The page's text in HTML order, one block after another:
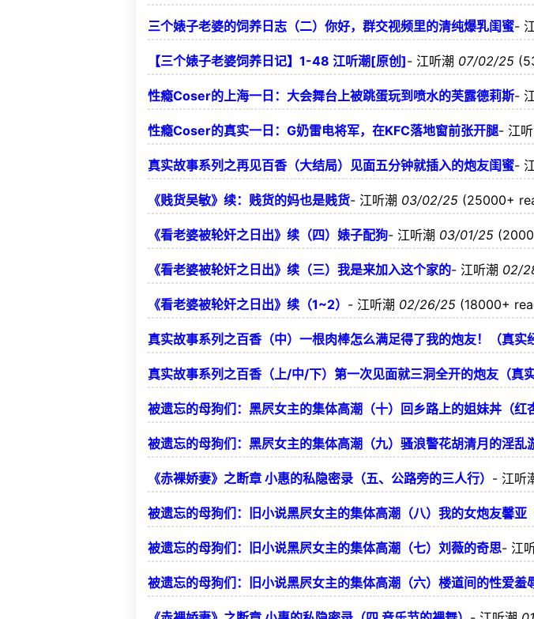
三个婊子老婆的饲养日志（二）你好，群交视频里的清纯爆乳闺蜜-
【三个婊子老婆饲养日记】1-48 江听潮[原创]- 江听潮 07/02/25
性瘾Coser的上海一日：大会舞台上被跳蛋玩到喷水的芙露德莉斯-
性瘾Coser的真实一日：G奶雷电将军，在KFC落地窗前张开腿- 江
真实故事系列之再见百香（大结局）见面五分钟就插入的炮友闺蜜-
《贱货吴敏》续：贱货的妈也是贱货- 江听潮 03/02/25 (25000+
《看老婆被轮奸之日出》续（四）婊子配狗- 江听潮 03/01/25
《看老婆被轮奸之日出》续（三）我是来加入这个家的- 江听潮 02/
《看老婆被轮奸之日出》续（1~2） - 江听潮 02/26/25 (18000+
真实故事系列之百香（中）一根肉棒怎么满足得了我的炮友！（真实
真实故事系列之百香（上/中/下）第一次见面就三洞全开的炮友（真实
被遗忘的母狗们：黑屄女主的集体高潮（十）回乡路上的姐妹丼（红
被遗忘的母狗们：黑屄女主的集体高潮（九）骚浪警花胡清月的淫乱
《赤裸娇妻》之断章 小惠的私隐密录（五、公路旁的三人行） - 江听
被遗忘的母狗们：旧小说黑屄女主的集体高潮（八）我的女炮友馨亚
被遗忘的母狗们：旧小说黑屄女主的集体高潮（七）刘薇的奇思- 江
被遗忘的母狗们：旧小说黑屄女主的集体高潮（六）楼道间的性爱羞